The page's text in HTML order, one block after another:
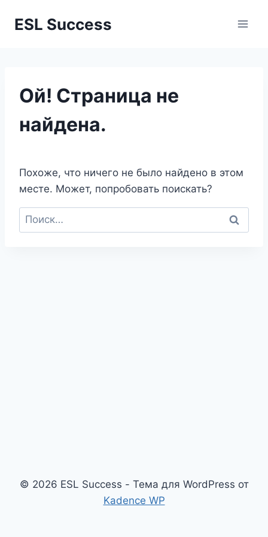
ESL Success
Ой! Страница не
найдена.
Похоже, что ничего не было найдено в этом
месте. Может, попробовать поискать?
Найти:
© 2026 ESL Success - Тема для WordPress от
Kadence WP